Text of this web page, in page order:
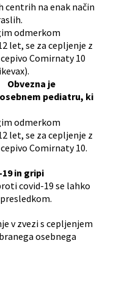
centrih na enak način
odmerkom
let, se za cepljenje z
Comirnaty 10
Spikevax).
Obvezna je
pediatru, ki
odmerkom
let, se za cepljenje z
Comirnaty 10.
in gripi
covid-19 se lahko
v zvezi s cepljenjem
osebnega